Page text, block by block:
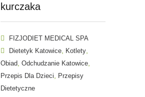
kurczaka
FIZJODIET MEDICAL SPA
Dietetyk Katowice
Kotlety
Obiad Odchudzanie Katowice
Przepis Dla Dzieci
Przepisy
Dietetyczne